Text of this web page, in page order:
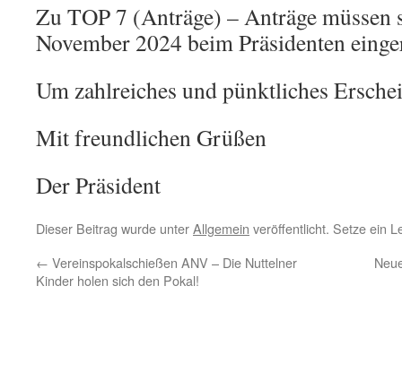
Zu TOP 7 (Anträge) – Anträge
November 2024 beim Präsidenten
Um zahlreiches und pünktliches
Mit freundlichen Grüßen
Der Präsident
Dieser Beitrag wurde unterAllgemein veröffentlicht. Setze ein
← Vereinspokalschießen ANV – Die Nuttelner
Kinder holen sich den Pokal!